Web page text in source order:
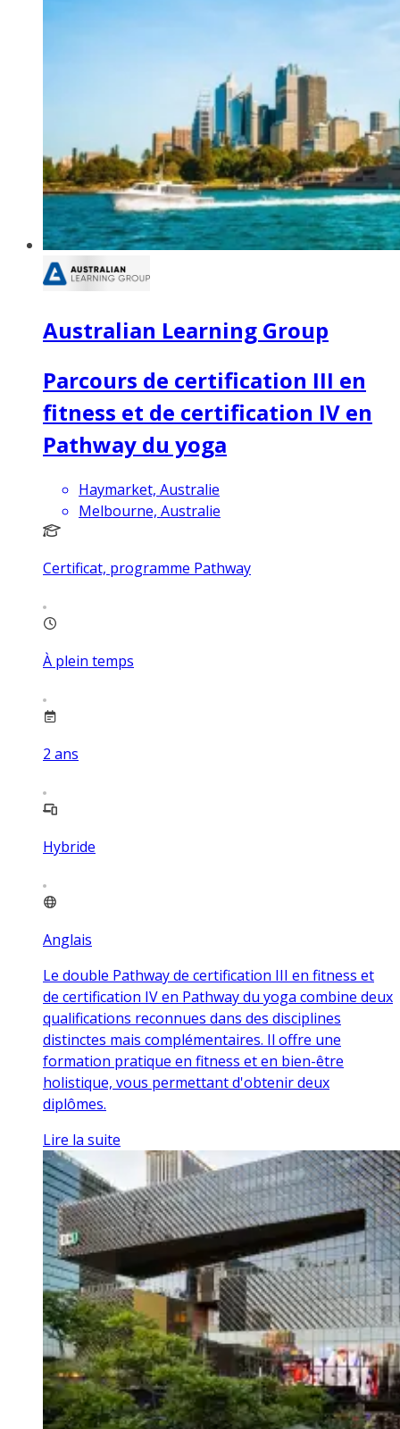
Australian Learning Group
Parcours de certification III en
fitness et de certification IV en
Pathway du yoga
Haymarket, Australie
Melbourne, Australie
Certificat, programme Pathway
À plein temps
2 ans
Hybride
Anglais
Le double Pathway de certification III en fitness et
de certification IV en Pathway du yoga combine deux
qualifications reconnues dans des disciplines
distinctes mais complémentaires. Il offre une
formation pratique en fitness et en bien-être
holistique, vous permettant d'obtenir deux
diplômes.
Lire la suite